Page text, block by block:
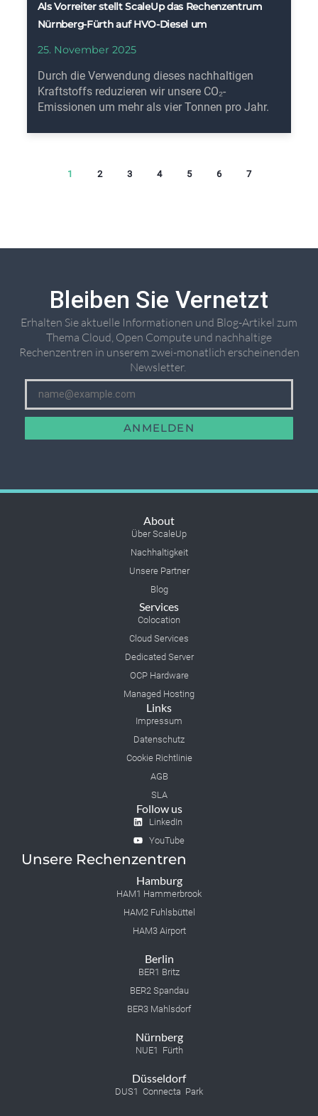
Als Vorreiter stellt ScaleUp das Rechenzentrum
Nürnberg-Fürth auf HVO-Diesel um
25. November 2025
Durch die Verwendung dieses nachhaltigen
Kraftstoffs reduzieren wir unsere CO₂-
Emissionen um mehr als vier Tonnen pro Jahr.
1 2 3 4 5 6 7
Bleiben Sie Vernetzt
Erhalten Sie aktuelle Informationen und Blog-Artikel zum
Thema Cloud, Open Compute und nachhaltige
Rechenzentren in unserem zwei-monatlich erscheinenden
Newsletter. ​
ANMELDEN
About
Über ScaleUp
Nachhaltigkeit
Unsere Partner
Blog
Services
Colocation
Cloud Services
Dedicated Server
OCP Hardware
Managed Hosting
Links
Impressum
Datenschutz
Cookie Richtlinie
AGB
SLA
Follow us
LinkedIn
YouTube
Unsere Rechenzentren
Hamburg
HAM1 Hammerbrook
HAM2 Fuhlsbüttel
HAM3 Airport
Berlin
BER1 Britz
BER2 Spandau
BER3 Mahlsdorf
Nürnberg
NUE1 Fürth
Düsseldorf
DUS1 Connecta Park